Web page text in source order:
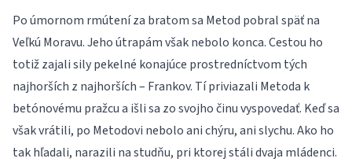
Po úmornom rmútení za bratom sa Metod pobral späť na
Veľkú Moravu. Jeho útrapám však nebolo konca. Cestou ho
totiž zajali sily pekelné konajúce prostredníctvom tých
najhorších z najhorších – Frankov. Tí priviazali Metoda k
betónovému pražcu a išli sa zo svojho činu vyspovedať. Keď sa
však vrátili, po Metodovi nebolo ani chýru, ani slychu. Ako ho
tak hľadali, narazili na studňu, pri ktorej stáli dvaja mládenci.